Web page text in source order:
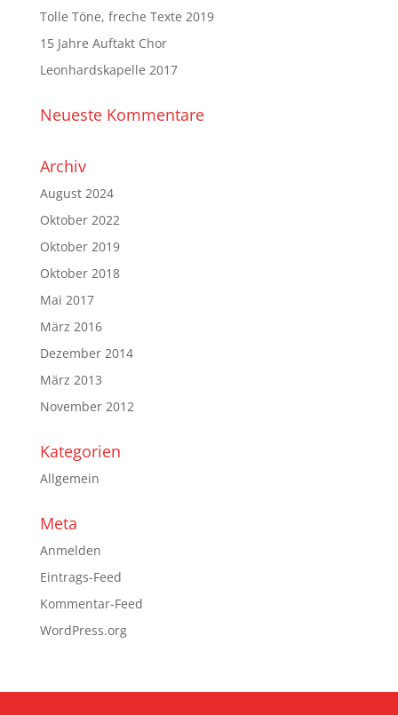
Tolle Töne, freche Texte 2019
15 Jahre Auftakt Chor
Leonhardskapelle 2017
Neueste Kommentare
Archiv
August 2024
Oktober 2022
Oktober 2019
Oktober 2018
Mai 2017
März 2016
Dezember 2014
März 2013
November 2012
Kategorien
Allgemein
Meta
Anmelden
Eintrags-Feed
Kommentar-Feed
WordPress.org